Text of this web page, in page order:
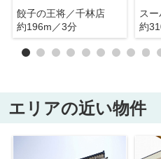
餃子の王将／千林店
約196m／3分
ス
約
エリアの近い物件